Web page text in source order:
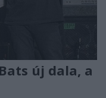
új dala, a